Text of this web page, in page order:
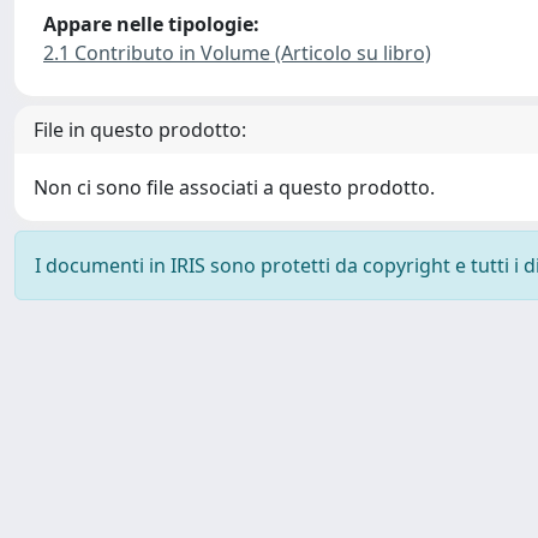
Appare nelle tipologie:
2.1 Contributo in Volume (Articolo su libro)
File in questo prodotto:
Non ci sono file associati a questo prodotto.
I documenti in IRIS sono protetti da copyright e tutti i